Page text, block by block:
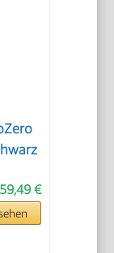
59,49 €